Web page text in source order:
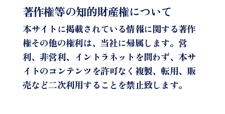
著作権等の知的財産権について
本サイトに掲載されている情報に関する著作
権その他の権利は、当社に帰属します。営
利、非営利、イントラネットを問わず、本サ
イトのコンテンツを許可なく複製、転用、販
売など二次利用することを禁止致します。